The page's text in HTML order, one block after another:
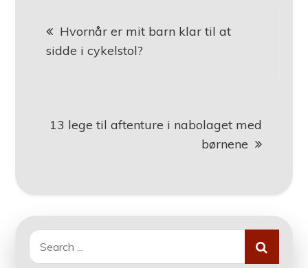
Hvornår er mit barn klar til at
sidde i cykelstol?
13 lege til aftenture i nabolaget med
børnene
Search
for: